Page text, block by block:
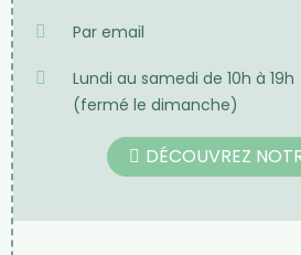
Par email
Lundi au samedi de 10h à 19h
(fermé le dimanche)
DÉCOUVREZ